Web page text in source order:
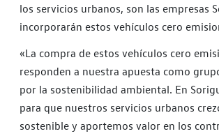
los servicios urbanos, son las empresas
incorporarán estos vehículos cero
«La compra de estos vehículos cero
responden a nuestra apuesta como
por la sostenibilidad ambiental. En
para que nuestros servicios urbanos
sostenible y aportemos valor en los